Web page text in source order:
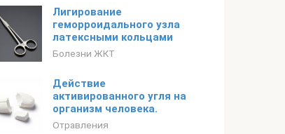
Лигирование
геморроидального узла
латексными кольцами
Болезни ЖКТ
Действие
активированного угля на
организм человека.
Отравления